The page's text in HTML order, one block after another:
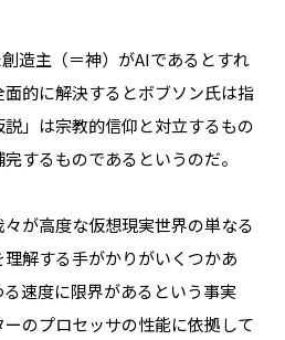
造主（＝神）がAIであるとすれ
的に解決するとボブソン氏は指
」は宗教的信仰と対立するもの
するものであるというのだ。
が高度な仮想現実世界の単なる
解する手がかりがいくつかあ
速度に限界があるという事実
のプロセッサの性能に依拠して